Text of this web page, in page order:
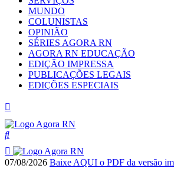
MUNDO
COLUNISTAS
OPINIÃO
SÉRIES AGORA RN
AGORA RN EDUCAÇÃO
EDIÇÃO IMPRESSA
PUBLICAÇÕES LEGAIS
EDIÇÕES ESPECIAIS
07/08/2026 Baixe AQUI o PDF da versão